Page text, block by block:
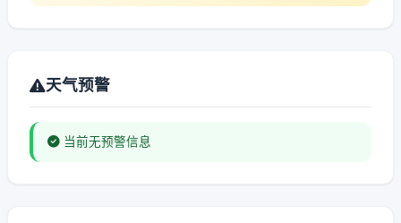
天气预警
当前无预警信息